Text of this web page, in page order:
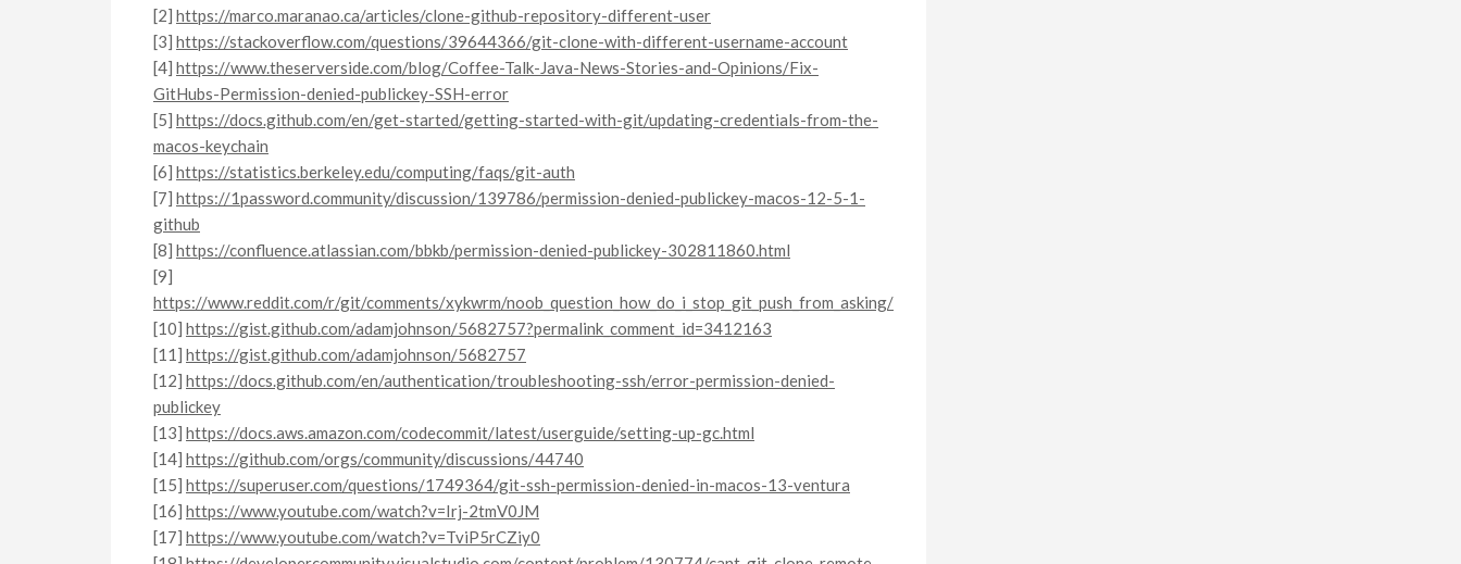
[2] https://marco.maranao.ca/articles/clone-github-repository-different-user
[3] https://stackoverflow.com/questions/39644366/git-clone-with-different-username-account
[4] https://www.theserverside.com/blog/Coffee-Talk-Java-News-Stories-and-Opinions/Fix-
GitHubs-Permission-denied-publickey-SSH-error
[5] https://docs.github.com/en/get-started/getting-started-with-git/updating-credentials-from-the-
macos-keychain
[6] https://statistics.berkeley.edu/computing/faqs/git-auth
[7] https://1password.community/discussion/139786/permission-denied-publickey-macos-12-5-1-
github
[8] https://confluence.atlassian.com/bbkb/permission-denied-publickey-302811860.html
[9]
https://www.reddit.com/r/git/comments/xykwrm/noob_question_how_do_i_stop_git_push_from_asking/
[10] https://gist.github.com/adamjohnson/5682757?permalink_comment_id=3412163
[11] https://gist.github.com/adamjohnson/5682757
[12] https://docs.github.com/en/authentication/troubleshooting-ssh/error-permission-denied-
publickey
[13] https://docs.aws.amazon.com/codecommit/latest/userguide/setting-up-gc.html
[14] https://github.com/orgs/community/discussions/44740
[15] https://superuser.com/questions/1749364/git-ssh-permission-denied-in-macos-13-ventura
[16] https://www.youtube.com/watch?v=Irj-2tmV0JM
[17] https://www.youtube.com/watch?v=TviP5rCZiy0